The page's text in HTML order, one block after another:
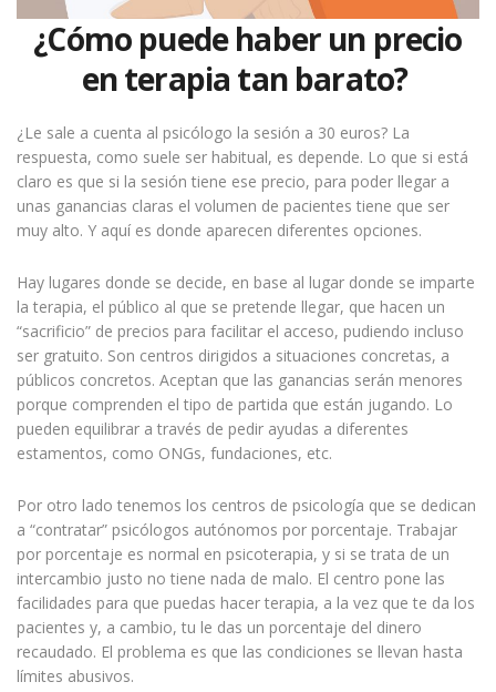
¿Cómo puede haber un precio
en terapia tan barato?
¿Le sale a cuenta al psicólogo la sesión a 30 euros? La
respuesta, como suele ser habitual, es depende. Lo que si está
claro es que si la sesión tiene ese precio, para poder llegar a
unas ganancias claras el volumen de pacientes tiene que ser
muy alto. Y aquí es donde aparecen diferentes opciones.
Hay lugares donde se decide, en base al lugar donde se imparte
la terapia, el público al que se pretende llegar, que hacen un
“sacrificio” de precios para facilitar el acceso, pudiendo incluso
ser gratuito. Son centros dirigidos a situaciones concretas, a
públicos concretos. Aceptan que las ganancias serán menores
porque comprenden el tipo de partida que están jugando. Lo
pueden equilibrar a través de pedir ayudas a diferentes
estamentos, como ONGs, fundaciones, etc.
Por otro lado tenemos los centros de psicología que se dedican
a “contratar” psicólogos autónomos por porcentaje. Trabajar
por porcentaje es normal en psicoterapia, y si se trata de un
intercambio justo no tiene nada de malo. El centro pone las
facilidades para que puedas hacer terapia, a la vez que te da los
pacientes y, a cambio, tu le das un porcentaje del dinero
recaudado. El problema es que las condiciones se llevan hasta
límites abusivos.